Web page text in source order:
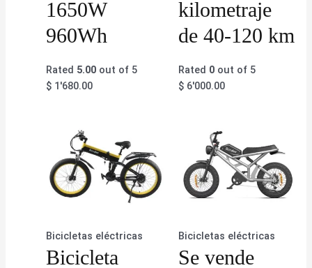
1650W
960Wh
Rated 5.00 out of 5
$ 1'680.00
kilometraje
de 40-120 km
Rated 0out of 5
$6'000.00
Bicicletas eléctricas
Bicicleta
Bicicletas eléctricas
Se vende